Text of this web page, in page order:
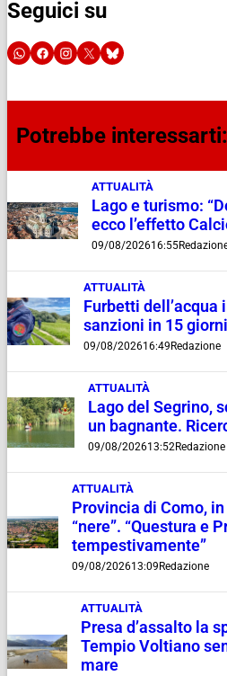
Seguici su
Potrebbe interessarti:
ATTUALITÀ
Lago e turismo:
ecco l’effetto
09/08/202616:55
ATTUALITÀ
Furbetti dell’acqua
sanzioni in 15
09/08/202616:49 Redazione
ATTUALITÀ
Lago del Segrino,
un bagnante.
09/08/202613:52Redazione
ATTUALITÀ
Provincia di Como,
“nere”. “Questura e
tempestivamente”
09/08/202613:09 Redazione
ATTUALITÀ
Presa d’assalto la
Tempio Voltiano
mare